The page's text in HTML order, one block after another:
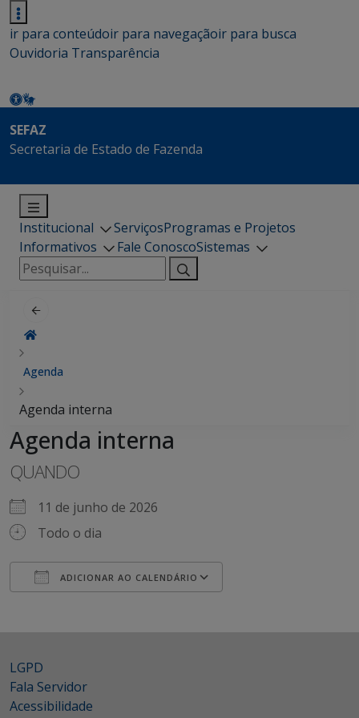
ir para conteúdoir para navegaçãoir para busca
Ouvidoria Transparência
SEFAZ
Secretaria de Estado de Fazenda
Institucional ServiçosProgramas e Projetos
Informativos
Fale ConoscoSistemas
Pesquisar
por:
Agenda
Agenda interna
Agenda interna
QUANDO
11 de junho de 2026
Todo o dia
ADICIONAR AO CALENDÁRIO
LGPD
Fala Servidor
Acessibilidade